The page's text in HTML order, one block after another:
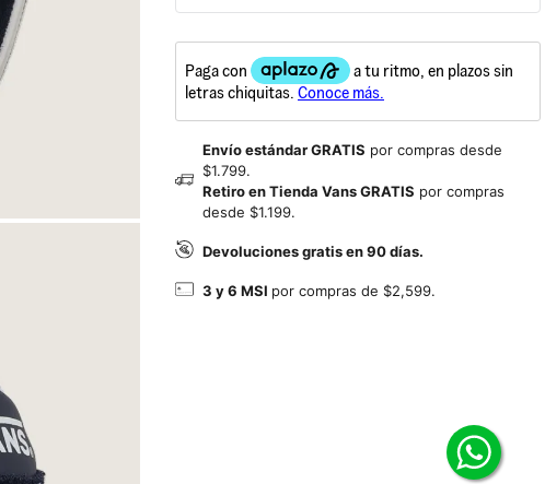
Envío estándar GRATIS por compras desde
$1.799.
Retiro en Tienda Vans GRATIS por compras
desde $1.199.
Devoluciones gratis en 90 días.
3 y 6 MSI por compras de $2,599.